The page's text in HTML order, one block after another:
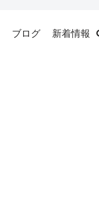
ブログ 新着情報